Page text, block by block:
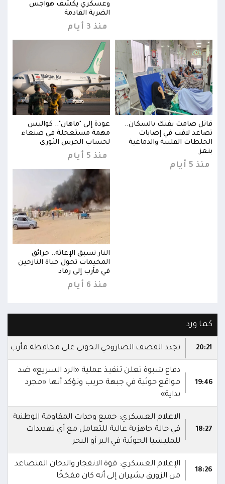
وعسكري يكشف هواجس
الضربة القادمة
منذ 3 أيام
قاتل صامت يفتك بالسكان..
تصاعد لافت في إصابات
الجلطات القلبية والدماغية
بتعز
منذ 5 أيام
عودة إلى "ماهان".. كواليس
مهمة مستعجلة في صنعاء
لحساب الحرس الثوري
منذ 5 أيام
النار تسبق الإغاثة.. حرائق
المخيمات تحول حياة النازحين
في مأرب إلى رماد
منذ 6 أيام
كما ورد
20:21 تجدد القصف الصاروخي الحوثي على محافظة مأرب
19:46
دفاع شبوة تعلن تنفيذ عملية «الرد السريع» ضد
مواقع حوثية في جبهة حريب وتؤكد أنها «مجرد
بداية»
18:27
الاعلام العسكري: جميع وحدات المقاومة الوطنية
في حالة جاهزية عالية للتعامل مع أي تهديدات
للمليشيا الحوثية في البر أو البحر
18:26
الإعلام العسكري: قوة الانفجار والدخان المتصاعد
من الزورق يشيران إلى أنه كان مفخخًا